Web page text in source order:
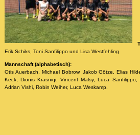
Erik Schiks, Toni Sanfilippo und Lisa Westfehling
Mannschaft (alphabetisch):
Otis Auerbach, Michael Bobrow, Jakob Götze, Elias
Keck, Dionis Krasniqi, Vincent Malsy, Luca Sanfilippo,
Adrian Vishi, Robin Weiher, Luca Weskamp.